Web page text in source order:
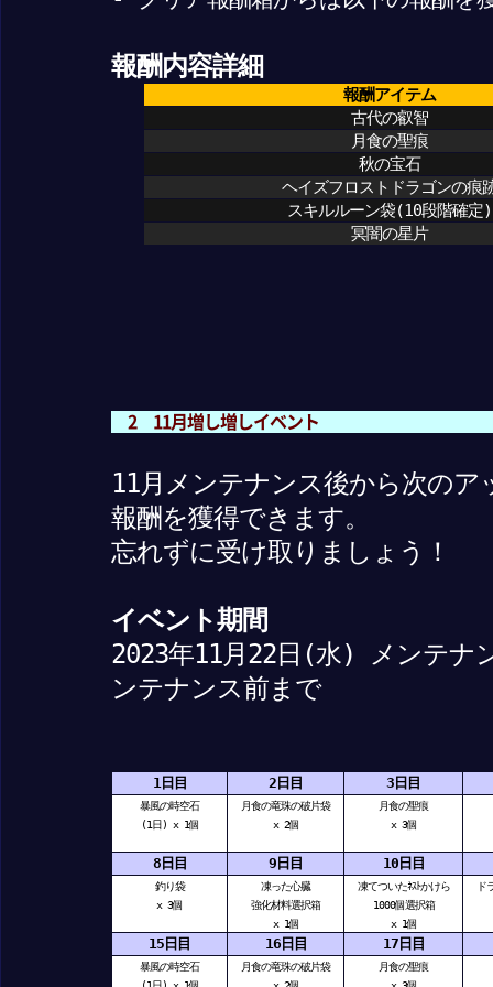
報酬内容詳細
報酬アイテム
古代の叡智
月食の聖痕
秋の宝石
ヘイズフロストドラゴンの痕
スキルルーン袋(10段階確定)
冥闇の星片
2 11月増し増しイベント
11月メンテナンス後から次の
報酬を獲得できます。
忘れずに受け取りましょう！
イベント期間
2023年11月22日(水) メンテ
ンテナンス前まで
1日目 2日目 3日目
暴風の時空石
(1日) x 1個
月食の竜珠の破片袋
x 2個
月食の聖痕
x 3個
8日目 9日目 10日目
釣り袋
x 3個
凍った心臓
強化材料選択箱
x 1個
凍てついたﾈｽﾄかけら
1000個選択箱
x 1個
ド
15日目 16日目 17日目
暴風の時空石
月食の竜珠の破片袋
月食の聖痕